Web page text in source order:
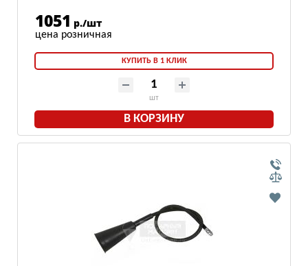
1051 р./шт
КУПИТЬ В 1 КЛИК
шт
В КОРЗИНУ